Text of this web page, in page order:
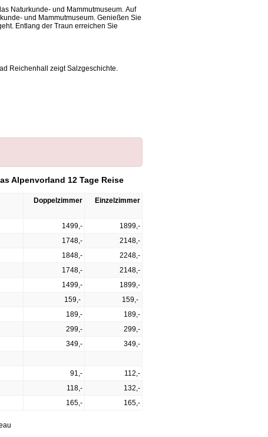
Naturkunde- und Mammutmuseum. Auf
und Mammutmuseum. Genießen Sie
Entlang der Traun erreichen Sie
Reichenhall zeigt Salzgeschichte.
Alpenvorland 12 Tage Reise
Doppelzimmer Einzelzimmer
1499,-
1899,-
1748,-
2148,-
1848,-
2248,-
1748,-
2148,-
1499,-
1899,-
159,-
159,-
189,-
189,-
299,-
299,-
349,-
349,-
91,-
112,-
118,-
132,-
165,- 165,-